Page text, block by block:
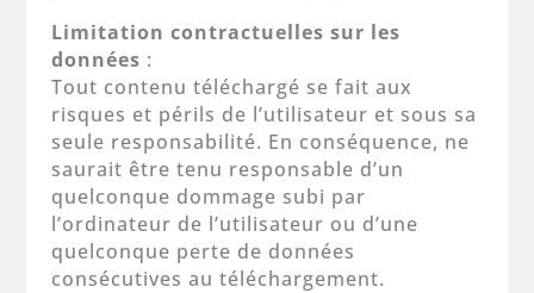
Limitation contractuelles sur les
données :
Tout contenu téléchargé se fait aux
risques et périls de l’utilisateur et sous sa
seule responsabilité. En conséquence, ne
saurait être tenu responsable d’un
quelconque dommage subi par
l’ordinateur de l’utilisateur ou d’une
quelconque perte de données
consécutives au téléchargement.